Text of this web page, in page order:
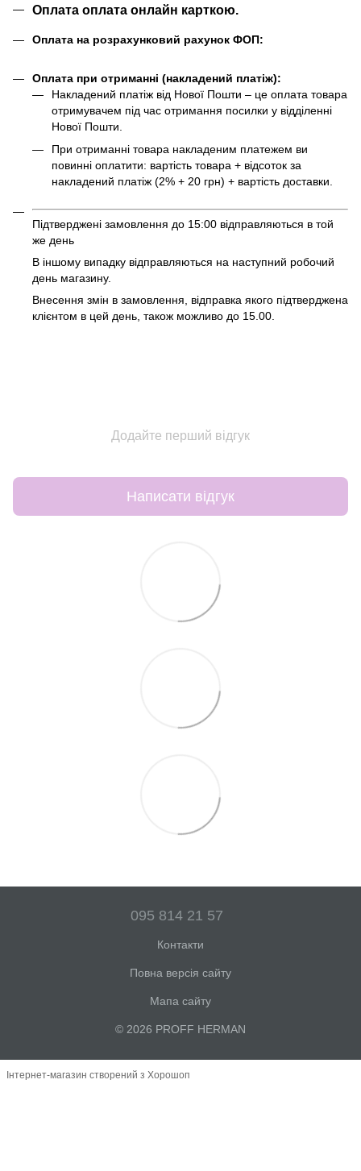
Оплата оплата онлайн карткою.
Оплата на розрахунковий рахунок ФОП:
Оплата при отриманні (накладений платіж):
Накладений платіж від Нової Пошти – це оплата товара
отримувачем під час отримання посилки у відділенні
Нової Пошти.
При отриманні товара накладеним платежем ви
повинні оплатити: вартість товара + відсоток за
накладений платіж (2% + 20 грн) + вартість доставки.
Підтверджені замовлення до 15:00 відправляються в той
же день
В іншому випадку відправляються на наступний робочий
день магазину.
Внесення змін в замовлення, відправка якого підтверджена
клієнтом в цей день, також можливо до 15.00.
Додайте перший відгук
Написати відгук
095 814 21 57
Контакти
Повна версія сайту
Мапа сайту
© 2026 PROFF HERMAN
Інтернет-магазин створений з Хорошоп